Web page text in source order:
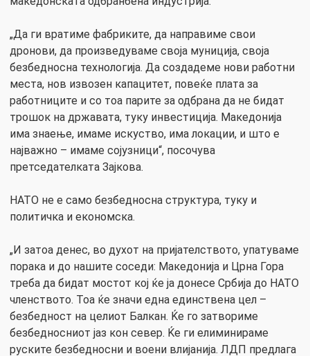
„Да ги вратиме фабриките, да направиме свои
дронови, да произведуваме своја муниција, своја
безбедносна технологија. Да создадеме нови работни
места, нов извозен капацитет, повеќе плата за
работниците и со тоа парите за одбрана да не бидат
трошок на државата, туку инвестиција. Македонија
има знаење, имаме искуство, има локации, и што е
најважно – имаме сојузници“, посочува
претседателката Зајкова.
НАТО не е само безбедносна структура, туку и
политичка и економска.
„И затоа денес, во духот на пријателството, упатуваме
порака и до нашите соседи: Македонија и Црна Гора
треба да бидат мостот кој ќе ја донесе Србија до НАТО
членството. Тоа ќе значи една единствена цел –
безбедност на целиот Балкан. Ќе го затвориме
безбедносниот јаз кон север. Ќе ги елиминираме
руските безбедносни и воени влијанија. ЛДП предлага